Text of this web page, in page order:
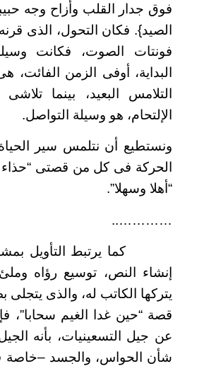
فوق جدار القلب وأزاح وجه
الصيد}. فكان التحول، الذى
فونتات الصوت، فكانت
البداية، أوفى الزمن الفائت،
التلامس البعيد، بينما
الإلتحام، هو وسيلة التواصل.
ونستطيع أن نتلمس سير
الحركة فى كل من قصتى
“أهلا وسهلا”.
…………..
كما يرتبط التأويل
إنشاء النص، توسيع رؤاه
يتركها الكاتب له، والذى
قصة “حين غدا الغيم سحابا”،
عن جيل التسعينيات، بأنه
شأن الحواس، والجسد –خاصة